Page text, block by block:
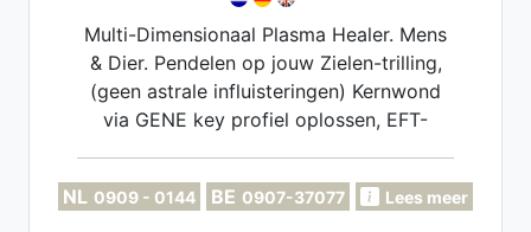
Multi-Dimensionaal Plasma Healer. Mens
& Dier. Pendelen op jouw Zielen-trilling,
(geen astrale influisteringen) Kernwond
via GENE key profiel oplossen, EFT-
retrieval opschonen.
NL 0909 - 0144 BE 0907-37077 Lees meer